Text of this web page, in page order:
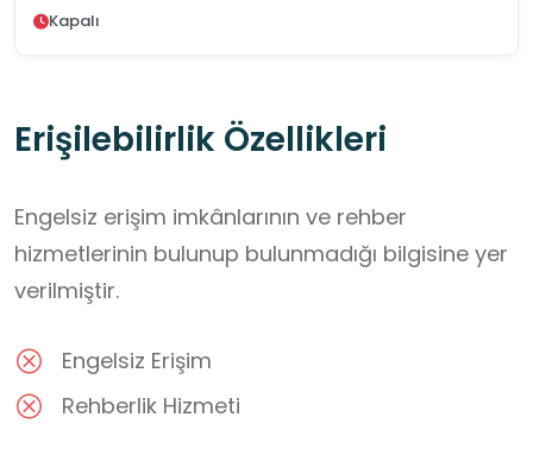
Kapalı
Erişilebilirlik Özellikleri
Engelsiz erişim imkânlarının ve rehber
hizmetlerinin bulunup bulunmadığı bilgisine yer
verilmiştir.
Engelsiz Erişim
Rehberlik Hizmeti